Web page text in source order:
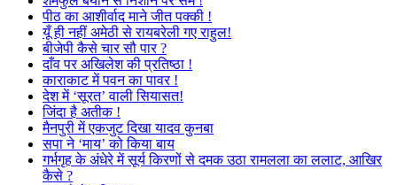
पीठ का आशीर्वाद माने जीत पक्की !
यूँ ही नहीं अमेठी से रायबरेली गए राहुल!
बीजेपी कैसे चार सौ पार ?
दाँव पर अखिलेश की प्रतिष्ठा !
काराकाट में पवन का पावर !
देश में ‘सूरत’ वाली सियासत!
जिंदा है अतीक !
मैनपुरी में एकजुट दिखा यादव कुनबा
सपा ने ‘माय’ को किया बाय
गर्भगृह के अंधेरे में सूर्य किरणों से दमक उठा रामलला का ललाट, आखिर
कैसे ?